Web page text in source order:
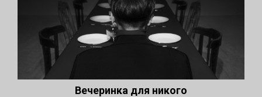
Вечеринка для никого